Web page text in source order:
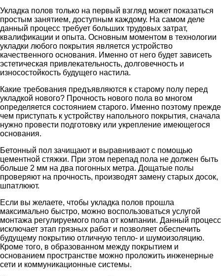
Укладка полов только на первый взгляд может показаться
простым занятием, доступным каждому. На самом деле
данный процесс требует больших трудовых затрат,
квалификации и опыта. Основным моментом в технологии
укладки любого покрытия является устройство
качественного основания. Именно от него будет зависеть
эстетическая привлекательность, долговечность и
износостойкость будущего настила.
Какие требования предъявляются к старому полу перед
укладкой нового? Прочность нового пола во многом
определяется состоянием старого. Именно поэтому прежде
чем приступать к устройству напольного покрытия, сначала
нужно провести подготовку или укрепление имеющегося
основания.
Бетонный пол зачищают и выравнивают с помощью
цементной стяжки. При этом перепад пола не должен быть
больше 2 мм на два погонных метра. Дощатые полы
проверяют на прочность, производят замену старых досок,
шпатлюют.
Если вы желаете, чтобы укладка полов прошла
максимально быстро, можно воспользоваться услугой
монтажа регулируемого пола от компании. Данный процесс
исключает этап грязных работ и позволяет обеспечить
будущему покрытию отличную тепло- и шумоизоляцию.
Кроме того, в образованном между покрытием и
основанием пространстве можно проложить инженерные
сети и коммуникационные системы.